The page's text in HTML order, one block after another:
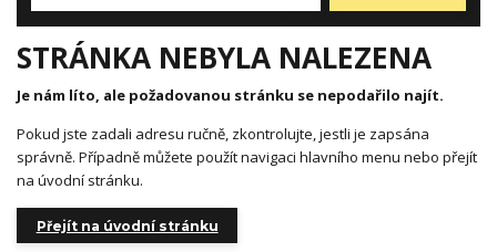
STRÁNKA NEBYLA NALEZENA
Je nám líto, ale požadovanou stránku se nepodařilo najít.
Pokud jste zadali adresu ručně, zkontrolujte, jestli je zapsána
správně. Případně můžete použít navigaci hlavního menu nebo přejít
na úvodní stránku.
Přejít na úvodní stránku